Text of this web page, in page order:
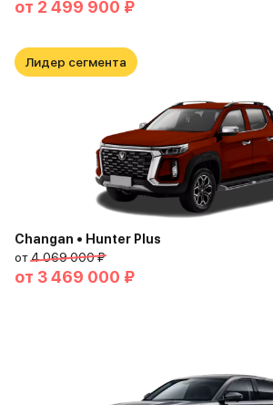
от 2 499 900 ₽
Лидер сегмента
Changan • Hunter Plus
от4 069 000 ₽
от 3 469 000 ₽